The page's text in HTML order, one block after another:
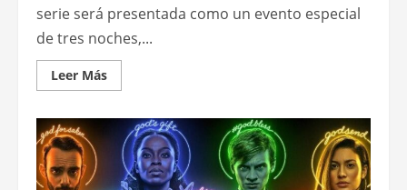
serie será presentada como un evento especial
de tres noches,...
Leer MásLeer
más
Mel
Gibson
une